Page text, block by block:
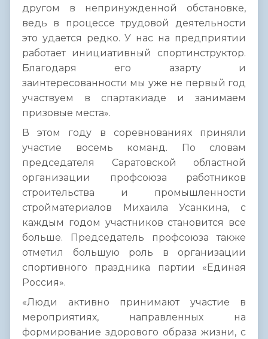
другом в непринужденной обстановке,
ведь в процессе трудовой деятельности
это удается редко. У нас на предприятии
работает инициативный спортинструктор.
Благодаря его азарту и
заинтересованности мы уже не первый год
участвуем в спартакиаде и занимаем
призовые места».
В этом году в соревнованиях приняли
участие восемь команд. По словам
председателя Саратовской областной
организации профсоюза работников
строительства и промышленности
стройматериалов Михаила Усанкина, с
каждым годом участников становится все
больше. Председатель профсоюза также
отметил большую роль в организации
спортивного праздника партии «Единая
Россия».
«Люди активно принимают участие в
мероприятиях, направленных на
формирование здорового образа жизни, с